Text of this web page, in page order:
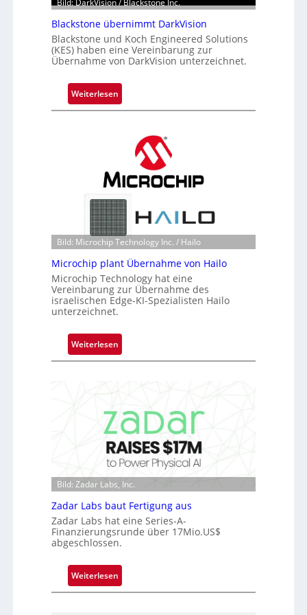
Blackstone übernimmt DarkVision
Blackstone und Koch Engineered Solutions
(KES) haben eine Vereinbarung zur
Übernahme von DarkVision unterzeichnet.
Weiterlesen
B
s
o
n
e
ü
b
e
r
n
m
m
k
V
i
s
n
Bild: Microchip Technology Inc. / Hailo
Microchip plant Übernahme von Hailo
Microchip Technology hat eine
Vereinbarung zur Übernahme des
israelischen Edge-KI-Spezialisten Hailo
unterzeichnet.
Weiterlesen
M
o
c
h
i
p
l
a
n
t
e
Bild: Zadar Labs, Inc.
Zadar Labs baut Fertigung aus
Zadar Labs hat eine Series-A-
Finanzierungsrunde über 17Mio.US$
abgeschlossen.
Weiterlesen
Z